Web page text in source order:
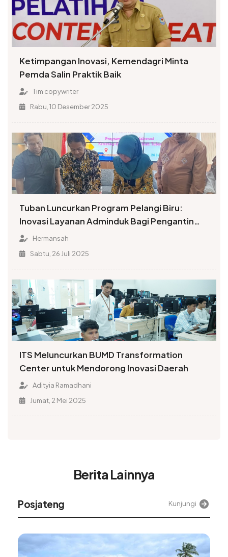
Ketimpangan Inovasi, Kemendagri Minta
Pemda Salin Praktik Baik
Tim copywriter
Rabu, 10 Desember 2025
Tuban Luncurkan Program Pelangi Biru:
Inovasi Layanan Adminduk Bagi Pengantin
BaruHermansah
Sabtu, 26 Juli 2025
ITS Meluncurkan BUMD Transformation
Center untuk Mendorong Inovasi Daerah
Adityia Ramadhani
Jumat, 2 Mei 2025
Berita Lainnya
Posjateng Kunjungi